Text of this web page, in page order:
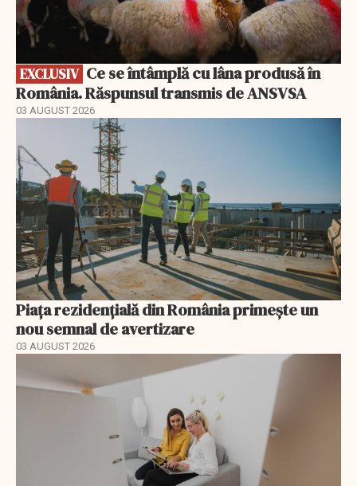
EXCLUSIV
România. Răspunsul transmis de ANSVSA
03 AUGUST 2026
Piața rezidențială din România primește un
nou semnal de avertizare
03 AUGUST 2026